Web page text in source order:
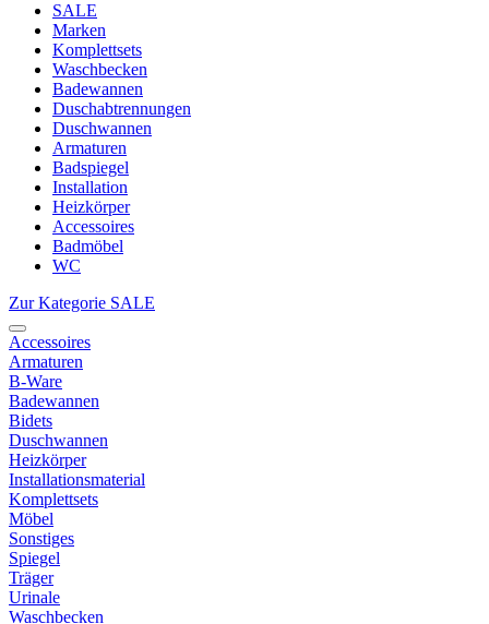
SALE
Marken
Komplettsets
Waschbecken
Badewannen
Duschabtrennungen
Duschwannen
Armaturen
Badspiegel
Installation
Heizkörper
Accessoires
Badmöbel
WC
Zur Kategorie SALE
Accessoires
Armaturen
B-Ware
Badewannen
Bidets
Duschwannen
Heizkörper
Installationsmaterial
Komplettsets
Möbel
Sonstiges
Spiegel
Träger
Urinale
Waschbecken